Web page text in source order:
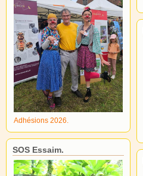
Adhésions 2026.
SOS Essaim.